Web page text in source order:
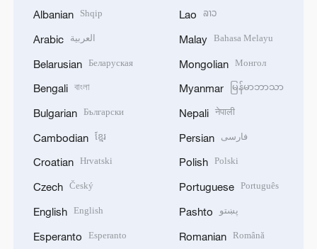
Albanian Shqip
Arabic العربية
Belarusian Беларуская
Bengali বাংলা
Bulgarian Български
Cambodian ខ្មែរ
Croatian Hrvatski
Czech Český
English English
Esperanto Esperanto
Lao ລາວ
Malay Bahasa Melayu
Mongolian Монгол
Myanmar မြန်မာဘာသာ
Nepali नेपाली
Persian فارسی
Polish Polski
Portuguese Português
Pashto پښتو
Romanian Română